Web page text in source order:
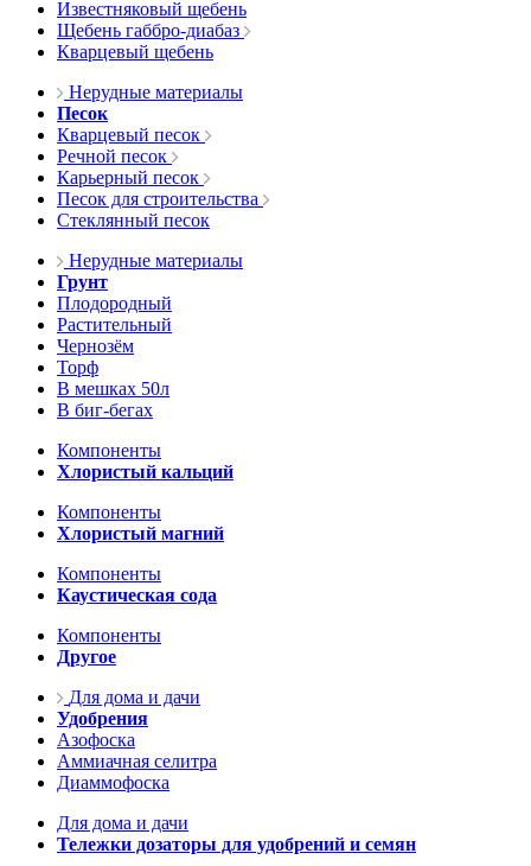
Известняковый щебень
Щебень габбро-диабаз
Кварцевый щебень
Нерудные материалы
Песок
Кварцевый песок
Речной песок
Карьерный песок
Песок для строительства
Стеклянный песок
Нерудные материалы
Грунт
Плодородный
Растительный
Чернозём
Торф
В мешках 50л
В биг-бегах
Компоненты
Хлористый кальций
Компоненты
Хлористый магний
Компоненты
Каустическая сода
Компоненты
Другое
Для дома и дачи
Удобрения
Азофоска
Аммиачная селитра
Диаммофоска
Для дома и дачи
Тележки дозаторы для удобрений и семян